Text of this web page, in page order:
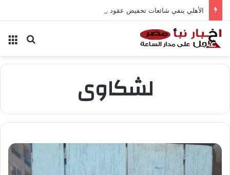
الأهلي ينفي شائعات تخفيض عقود زيزو والشناوي
بحث
لشكاوى